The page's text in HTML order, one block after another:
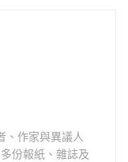
、作家與異議人
份報紙、雜誌及